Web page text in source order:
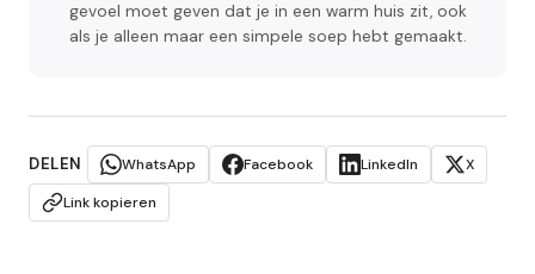
gevoel moet geven dat je in een warm huis zit, ook
als je alleen maar een simpele soep hebt gemaakt.
DELEN WhatsApp Facebook LinkedIn
X
Link kopieren